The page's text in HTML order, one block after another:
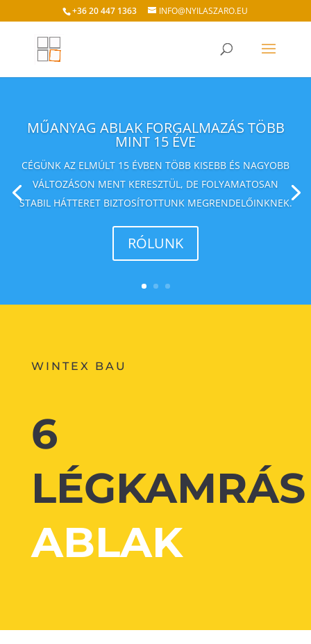
+36 20 447 1363 INFO@NYILASZARO.EU
MŰANYAG ABLAK FORGALMAZÁS TÖBB
MINT 15 ÉVE
CÉGÜNK AZ ELMÚLT 15 ÉVBEN TÖBB KISEBB ÉS NAGYOBB
VÁLTOZÁSON MENT KERESZTÜL, DE FOLYAMATOSAN
STABIL HÁTTERET BIZTOSÍTOTTUNK MEGRENDELŐINKNEK.
RÓLUNK
WINTEX BAU
6
ABLAK